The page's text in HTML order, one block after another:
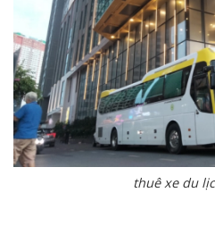
thuê xe du